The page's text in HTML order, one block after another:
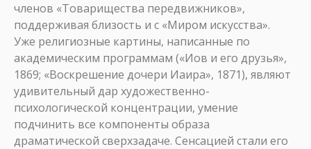
членов «Товарищества передвижников»,
поддерживая близость и с «Миром искусства».
Уже религиозные картины, написанные по
академическим программам («Иов и его друзья»,
1869; «Воскрешение дочери Иаира», 1871), являют
удивительный дар художественно-
психологической концентрации, умение
подчинить все компоненты образа
драматической сверхзадаче. Сенсацией стали его